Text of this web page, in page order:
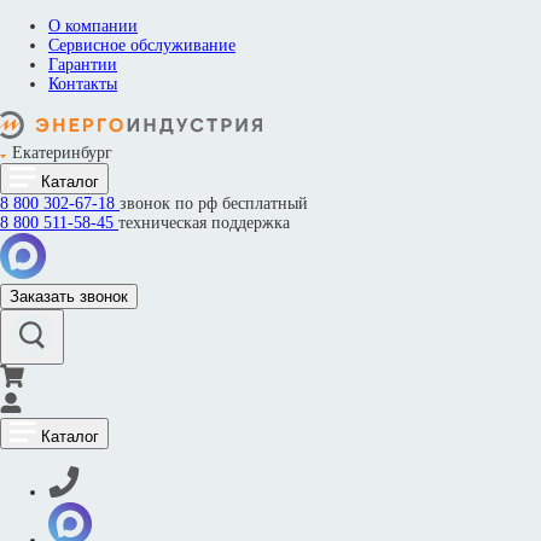
О компании
Сервисное обслуживание
Гарантии
Контакты
Екатеринбург
Каталог
8 800 302-67-18 звонок по рф бесплатный
8 800 511-58-45 техническая поддержка
Заказать звонок
Каталог